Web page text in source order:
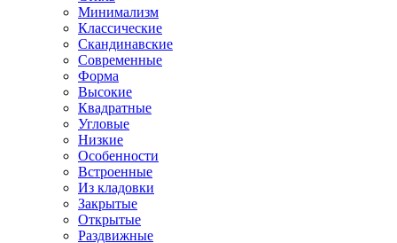
Минимализм
Классические
Скандинавские
Современные
Форма
Высокие
Квадратные
Угловые
Низкие
Особенности
Встроенные
Из кладовки
Закрытые
Открытые
Раздвижные